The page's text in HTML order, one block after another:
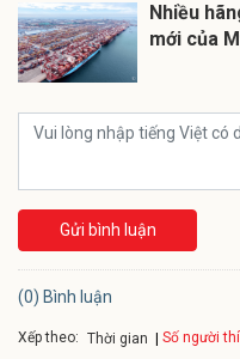
Nhiều
mới của
Gửi bình luận
(0) Bình luận
Xếp theo: Thời gian Số người